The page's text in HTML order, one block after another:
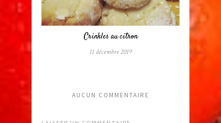
Crinkles au citron
11 décembre 2019
AUCUN COMMENTAIRE